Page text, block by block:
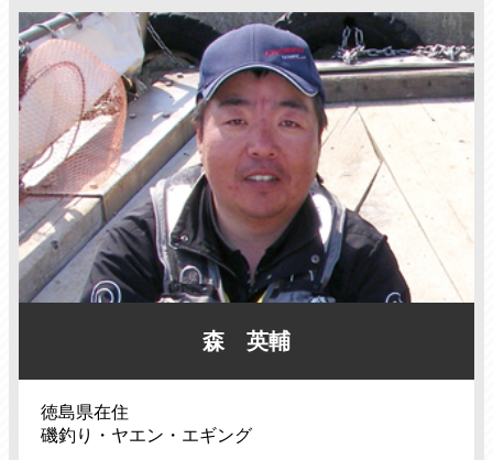
森 英輔
徳島県在住
磯釣り・ヤエン・エギング